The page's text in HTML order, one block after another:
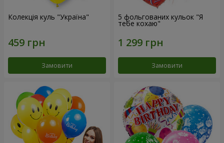
Колекція куль "Україна"
Замовити
5 фольгованих кульок "Я
тебе кохаю"
Замовити